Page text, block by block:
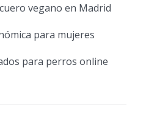
vegano en Madrid
para mujeres
para perros online